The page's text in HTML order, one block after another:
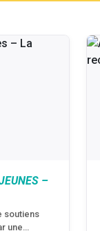
–
soutiens
une…